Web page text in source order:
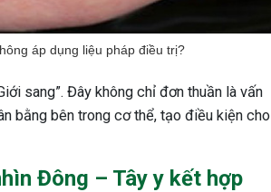
áp dụng liệu pháp điều trị?
sang”. Đây không chỉ đơn thuần là vấn
bằng bên trong cơ thể, tạo điều kiện cho
Đông – Tây y kết hợp